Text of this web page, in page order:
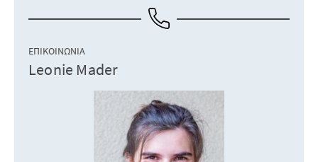
ΕΠΙΚΟΙΝΩΝΊΑ
Leonie Mader